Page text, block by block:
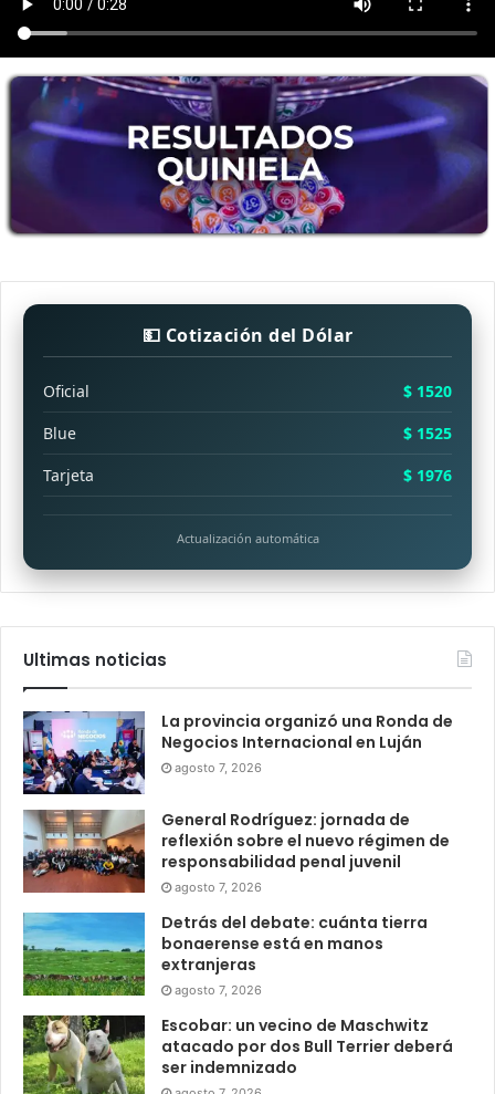
💵 Cotización del Dólar
Oficial
$ 1520
Blue
$ 1525
Tarjeta
$ 1976
Actualización automática
Ultimas noticias
La provincia organizó una Ronda de
Negocios Internacional en Luján
agosto 7, 2026
General Rodríguez: jornada de
reflexión sobre el nuevo régimen de
responsabilidad penal juvenil
agosto 7, 2026
Detrás del debate: cuánta tierra
bonaerense está en manos
extranjeras
agosto 7, 2026
Escobar: un vecino de Maschwitz
atacado por dos Bull Terrier deberá
ser indemnizado